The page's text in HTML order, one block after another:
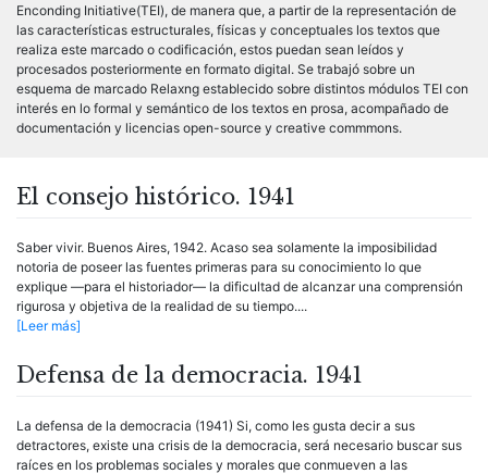
Enconding Initiative(TEI), de manera que, a partir de la representación de
las características estructurales, físicas y conceptuales los textos que
realiza este marcado o codificación, estos puedan sean leídos y
procesados posteriormente en formato digital. Se trabajó sobre un
esquema de marcado Relaxng establecido sobre distintos módulos TEI con
interés en lo formal y semántico de los textos en prosa, acompañado de
documentación y licencias open-source y creative commmons.
El consejo histórico. 1941
Saber vivir. Buenos Aires, 1942. Acaso sea solamente la imposibilidad
notoria de poseer las fuentes primeras para su conocimiento lo que
explique —para el historiador— la dificultad de alcanzar una comprensión
rigurosa y objetiva de la realidad de su tiempo....
[Leer más]
Defensa de la democracia. 1941
La defensa de la democracia (1941) Si, como les gusta decir a sus
detractores, existe una crisis de la democracia, será necesario buscar sus
raíces en los problemas sociales y morales que conmueven a las